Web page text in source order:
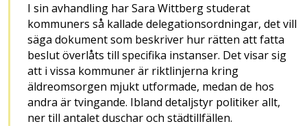
I sin avhandling har Sara ­Witt­berg studerat
kommuners så kallade delegationsordningar, det vill
säga dokument som beskriver hur rätten att fatta
beslut överlåts till specifika instanser. Det visar sig
att i vi­ssa kommuner är riktlin­jerna kring
äldreomsorgen mjukt utformade, medan de hos
andra är tvingande. Ibland detaljstyr politiker allt,
ner till antalet duschar och städ­tillfällen.